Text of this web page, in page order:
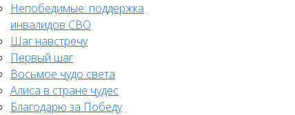
Непобедимые: поддержка
инвалидов СВО
Шаг навстречу
Первый шаг
Восьмое чудо света
Алиса в стране чудес
Благодарю за Победу